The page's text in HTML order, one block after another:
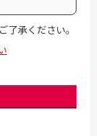
了承ください。